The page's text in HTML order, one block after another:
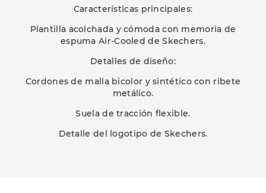
Características principales:
Plantilla acolchada y cómoda con memoria de
espuma Air-Cooled de Skechers.
Detalles de diseño:
Cordones de malla bicolor y sintético con ribete
metálico.
Suela de tracción flexible.
Detalle del logotipo de Skechers.